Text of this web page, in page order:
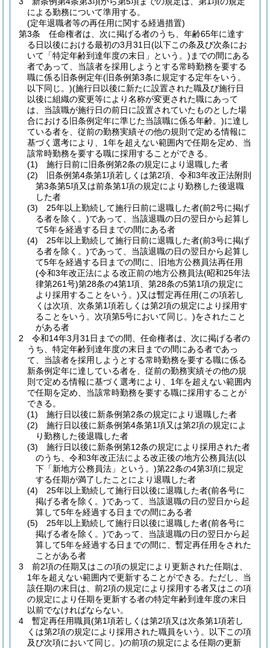
による勤務について準用する。
(定年退職者等の再任用に関する経過措置)
第3条
任命権者は、次に掲げる者のうち、年齢65年に達す
る日以後における最初の3月31日(以下この条及び次条にお
いて「特定年齢到達年度の末日」という。) までの間にある
者であって、当該者を採用しようとする常時勤務を要する
職に係る旧条例定年(旧条例第3条に規定する定年をいう。
以下同じ。)(施行日以後に新たに設置された職及び施行日
以後に組織の変更等により名称が変更された職にあって
は、当該職が施行日の前日に設置されていたものとした場
合における旧条例定年に準じた当該職に係る年齢。)に達し
ている者を、従前の勤務実績その他の規則で定める情報に
基づく選考により、1年を超えない範囲内で任期を定め、当
該常時勤務を要する職に採用することができる。
(1)
施行日前に旧条例第2条の規定により退職した者
(2)
旧条例第4条第1項若しくは第2項、令和3年改正法附則
第3条第5項又は前条第1項の規定により勤務した後退職
した者
(3)
25年以上勤続して施行日前に退職した者(前2号に掲げ
る者を除く。)であって、当該退職の日の翌日から起算し
て5年を経過する日までの間にある者
(4)
25年以上勤続して施行日前に退職した者(前3号に掲げ
る者を除く。)であって、当該退職の日の翌日から起算し
て5年を経過する日までの間に、旧地方公務員法再任用
(令和3年改正法による改正前の地方公務員法(昭和25年法
律第261号)第28条の4第1項、第28条の5第1項の規定に
より採用することをいう。)又は暫定再任用(この項若し
くは次項、次条第1項若しくは第2項の規定により採用す
ることをいう。次項第5号において同じ。)をされたこと
がある者
2
令和14年3月31日までの間、任命権者は、次に掲げる者の
うち、特定年齢到達年度の末日までの間にある者であっ
て、当該者を採用しようとする常時勤務を要する職に係る
新条例定年に達している者を、従前の勤務実績その他の規
則で定める情報に基づく選考により、1年を超えない範囲内
で任期を定め、当該常時勤務を要する職に採用することが
できる。
(1)
施行日以後に新条例第2条の規定により退職した者
(2)
施行日以後に新条例第4条第1項又は第2項の規定によ
り勤務した後退職した者
(3)
施行日以後に新条例第12条の規定により採用された者
のうち、令和3年改正法による改正後の地方公務員法(以
下「新地方公務員法」という。)第22条の4第3項に規定
する任期が満了したことにより退職した者
(4)
25年以上勤続して施行日以後に退職した者(前各号に
掲げる者を除く。)であって、当該退職の日の翌日から起
算して5年を経過する日までの間にある者
(5)
25年以上勤続して施行日以後に退職した者(前各号に
掲げる者を除く。)であって、当該退職の日の翌日から起
算して5年を経過する日までの間に、暫定再任用をされた
ことがある者
3
前2項の任期又はこの項の規定により更新された任期は、
1年を超えない範囲内で更新することができる。 ただし、当
該任期の末日は、前2項の規定により採用する者又はこの項
の規定により任期を更新する者の特定年齢到達年度の末日
以前でなければならない。
4
暫定再任用職員(第1項若しくは第2項又は次条第1項若し
くは第2項の規定により採用された職員をいう。以下この項
及び次項において同じ。)の前項の規定による任期の更新